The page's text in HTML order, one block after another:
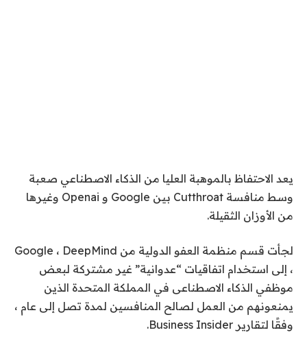
يعد الاحتفاظ بالموهبة العليا من الذكاء الاصطناعي صعبة
وسط منافسة Cutthroat بين Google و Openai وغيرها
من الأوزان الثقيلة.
لجأت قسم منظمة العفو الدولية من Google ، DeepMind
، إلى استخدام اتفاقيات “عدوانية” غير مشتركة لبعض
موظفي الذكاء الاصطناعى في المملكة المتحدة الذين
يمنعونهم من العمل لصالح المنافسين لمدة تصل إلى عام ،
وفقًا لتقارير Business Insider.